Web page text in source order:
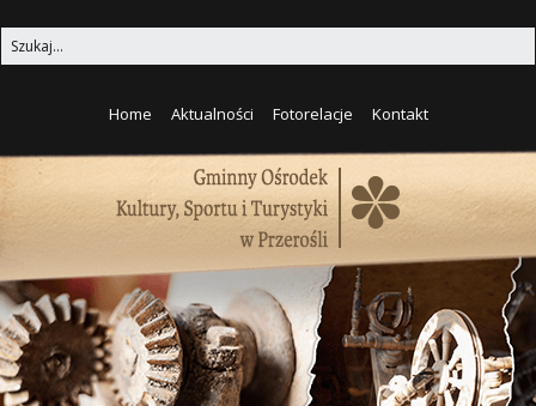
Home Aktualności Fotorelacje Kontakt